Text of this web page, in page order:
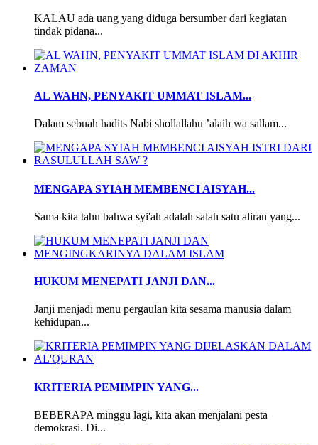
KALAU ada uang yang diduga bersumber dari kegiatan
tindak pidana...
AL WAHN, PENYAKIT UMMAT ISLAM...
Dalam sebuah hadits Nabi shollallahu ’alaih wa sallam...
MENGAPA SYIAH MEMBENCI AISYAH...
Sama kita tahu bahwa syi'ah adalah salah satu aliran yang...
HUKUM MENEPATI JANJI DAN...
Janji menjadi menu pergaulan kita sesama manusia dalam
kehidupan...
KRITERIA PEMIMPIN YANG...
BEBERAPA minggu lagi, kita akan menjalani pesta
demokrasi. Di...